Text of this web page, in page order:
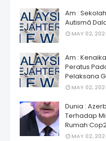
Am :
Autismâ
MAY 02,
Am :
Peratus
Pelaksana
MAY 02,
Dunia :
Terhadap
Rumah
MAY 02,